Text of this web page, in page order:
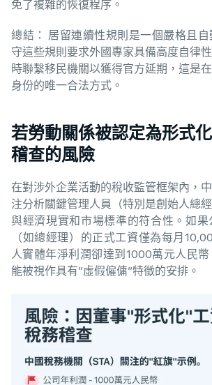
免了複雜的恢復程序。
總結： 居留連續性規則是一個嚴格且
守這些規則要求外國專家具備高度自律
時聯繫移民機關以獲得官方延期，這是
身份的唯一合法方式。
若勞動關係被認定為形式
稽查的風險
在對涉外企業活動的稅收監管框架內，
注分析關鍵管理人員（特別是創始人總
與經濟現實和市場標準的符合性。如
（如總經理）的正式工資僅為每月
人實體年淨利潤卻達到1000萬元人民
能被視作具有”虛假僱傭”特徵的安排。